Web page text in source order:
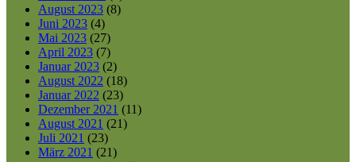
August 2023 (8)
Juni 2023 (4)
Mai 2023 (27)
April 2023 (7)
Januar 2023 (2)
August 2022 (18)
Januar 2022 (23)
Dezember 2021 (11)
August 2021 (21)
Juli 2021 (23)
März 2021 (21)